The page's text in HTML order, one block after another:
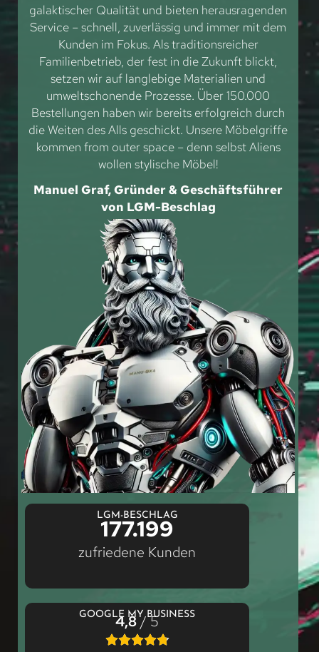
galaktischer Qualität und bieten herausragenden
Service – schnell, zuverlässig und immer mit dem
Kunden im Fokus. Als traditionsreicher
Familienbetrieb, der fest in die Zukunft blickt,
setzen wir auf langlebige Materialien und
umweltschonende Prozesse. Über 150.000
Bestellungen haben wir bereits erfolgreich durch
die Weiten des Alls geschickt. Unsere Möbelgriffe
kommen from outer space – denn selbst Aliens
wollen stylische Möbel!
Manuel Graf, Gründer & Geschäftsführer
von LGM-Beschlag
LGM-BESCHLAG
177.199
zufriedene Kunden
GOOGLE MY BUSINESS
4,8/ 5